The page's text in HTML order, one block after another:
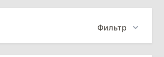
Фильтр